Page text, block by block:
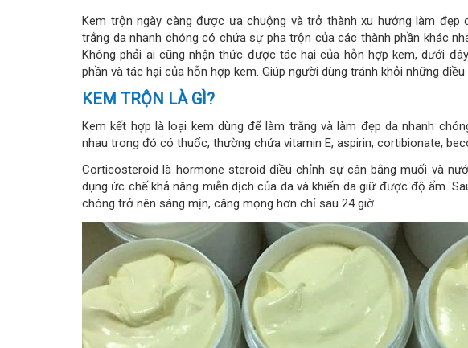
Kem trộn ngày càng được ưa chuộng và trở thành xu hướng làm
trắng da nhanh chóng có chứa sự pha trộn của các thành phần khác
Không phải ai cũng nhận thức được tác hại của hỗn hợp kem, dưới
phần và tác hại của hỗn hợp kem. Giúp người dùng tránh khỏi những điều
KEM TRỘN LÀ GÌ?
Kem kết hợp là loại kem dùng để làm trắng và làm đẹp da nhanh
nhau trong đó có thuốc, thường chứa vitamin E, aspirin, cortibionate,
Corticosteroid là hormone steroid điều chỉnh sự cân bằng muối và
dụng ức chế khả năng miễn dịch của da và khiến da giữ được độ ẩm.
chóng trở nên sáng mịn, căng mọng hơn chỉ sau 24 giờ.